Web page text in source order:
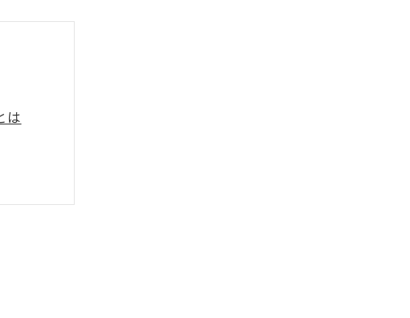
は
き方
ル